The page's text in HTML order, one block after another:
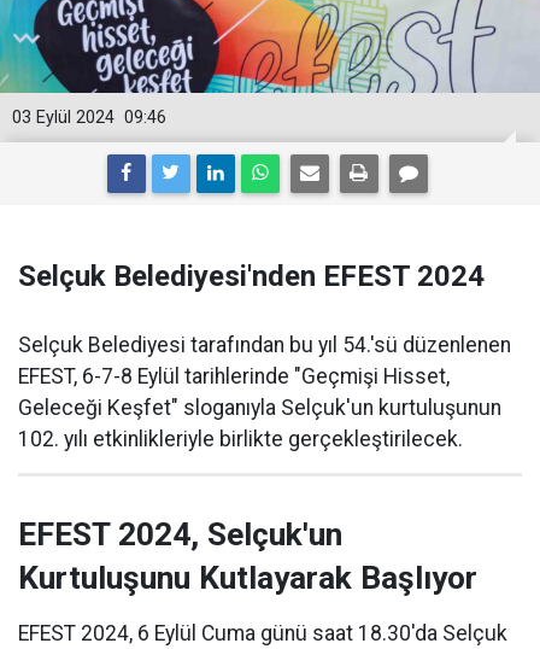
09:46
03 Eylül 2024
Selçuk Belediyesi'nden EFEST 2024
Selçuk Belediyesi tarafından bu yıl 54.'sü düzenlenen
EFEST, 6-7-8 Eylül tarihlerinde "Geçmişi Hisset,
Geleceği Keşfet" sloganıyla Selçuk'un kurtuluşunun
102. yılı etkinlikleriyle birlikte gerçekleştirilecek.
EFEST 2024, Selçuk'un
Kurtuluşunu Kutlayarak Başlıyor
EFEST 2024, 6 Eylül Cuma günü saat 18.30'da Selçuk